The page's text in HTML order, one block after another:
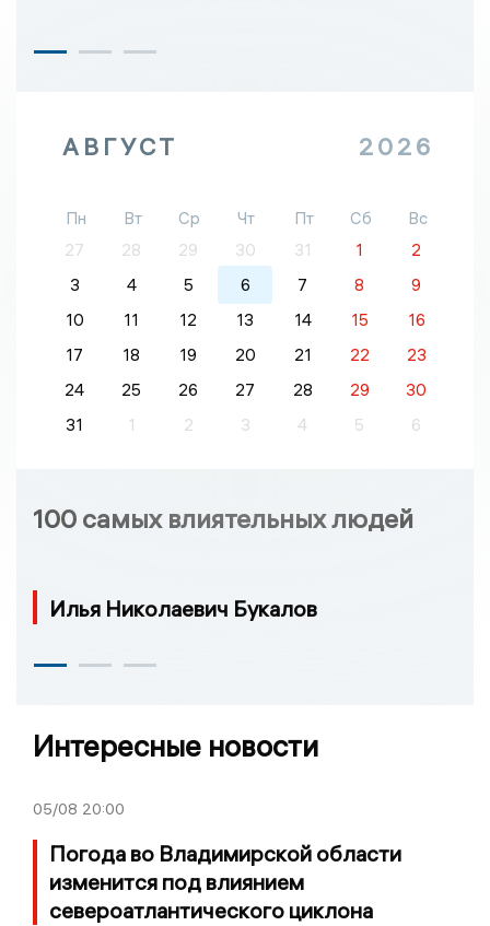
АВГУСТ 2026
Пн Вт Ср Чт Пт Сб
Вс
27
28 29 30 31 1
2
3
4 5 6 7 8
9
10
11 12 13 14 15
16
17
18 19 20 21 22
23
24
25 26 27 28 29
30
31
1 2 3 4 5 6
100 самых влиятельных людей
Илья Николаевич Букалов
Интересные новости
05/08 20:00
Погода во Владимирской области
изменится под влиянием
североатлантического циклона